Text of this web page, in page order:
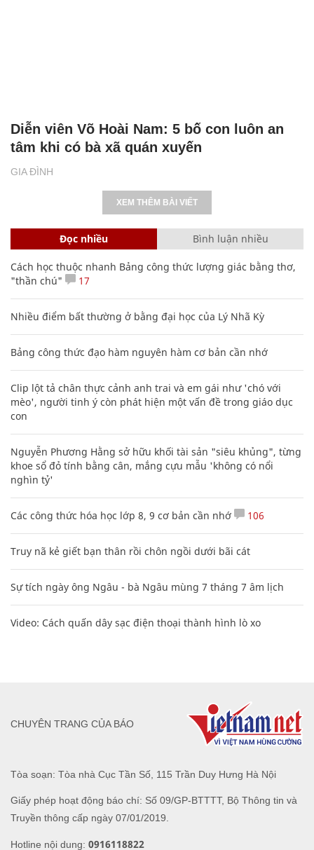
GIA ĐÌNH
Diễn viên Võ Hoài Nam: 5 bố con luôn an
tâm khi có bà xã quán xuyến
XEM THÊM BÀI VIẾT
Đọc nhiều Bình luận nhiều
Cách học thuộc nhanh Bảng công thức lượng giác bằng thơ,
"thần chú"
17
Nhiều điểm bất thường ở bằng đại học của Lý Nhã Kỳ
Bảng công thức đạo hàm nguyên hàm cơ bản cần nhớ
Clip lột tả chân thực cảnh anh trai và em gái như 'chó với
mèo', người tinh ý còn phát hiện một vấn đề trong giáo dục
con
Nguyễn Phương Hằng sở hữu khối tài sản "siêu khủng", từng
khoe sổ đỏ tính bằng cân, mắng cựu mẫu 'không có nổi
nghìn tỷ'
Các công thức hóa học lớp 8, 9 cơ bản cần nhớ 106
Truy nã kẻ giết bạn thân rồi chôn ngồi dưới bãi cát
Sự tích ngày ông Ngâu - bà Ngâu mùng 7 tháng 7 âm lịch
Video: Cách quấn dây sạc điện thoại thành hình lò xo
Tòa soạn: Tòa nhà Cục Tần Số, 115 Trần Duy Hưng Hà Nội
Giấy phép hoạt động báo chí: Số 09/GP-BTTTT, Bộ Thông tin và
Truyền thông cấp ngày 07/01/2019.
Hotline nội dung: 0916118822
CHUYÊN TRANG CỦA BÁO